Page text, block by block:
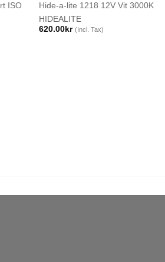
ISO
Hide-a-lite 1218 12V Vit 3000K
HIDEALITE
620.00kr (Incl. Tax)